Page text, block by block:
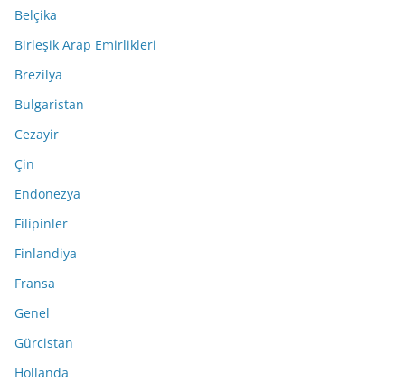
Belçika
Birleşik Arap Emirlikleri
Brezilya
Bulgaristan
Cezayir
Çin
Endonezya
Filipinler
Finlandiya
Fransa
Genel
Gürcistan
Hollanda